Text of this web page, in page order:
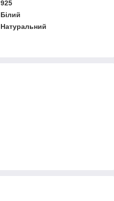
925
Білий
Натуральний